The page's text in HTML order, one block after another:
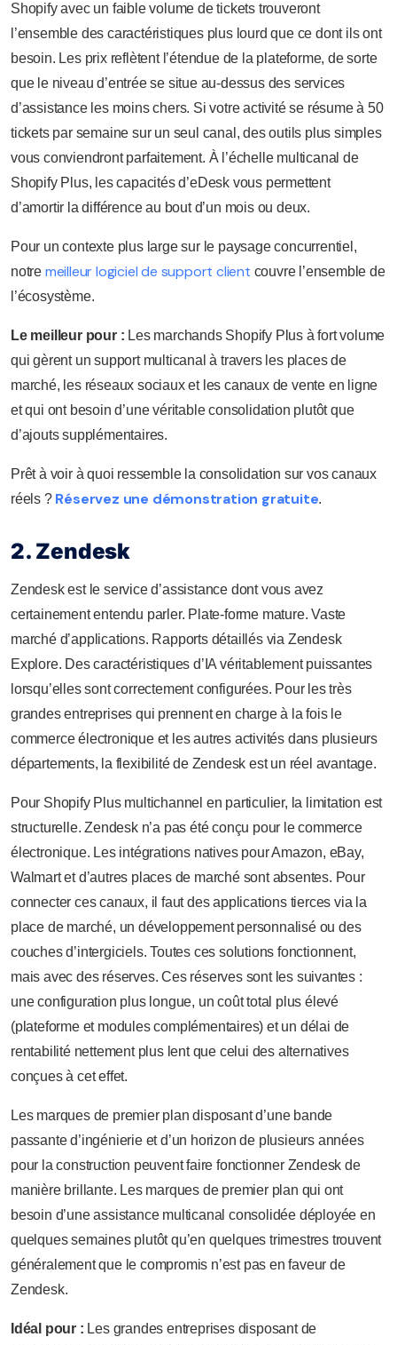
Shopify avec un faible volume de tickets trouveront
l’ensemble des caractéristiques plus lourd que ce dont ils ont
besoin. Les prix reflètent l’étendue de la plateforme, de sorte
que le niveau d’entrée se situe au-dessus des services
d’assistance les moins chers. Si votre activité se résume à 50
tickets par semaine sur un seul canal, des outils plus simples
vous conviendront parfaitement. À l’échelle multicanal de
Shopify Plus, les capacités d’eDesk vous permettent
d’amortir la différence au bout d’un mois ou deux.
Pour un contexte plus large sur le paysage concurrentiel,
notre meilleur logiciel de support client couvre l’ensemble de
l’écosystème.
Le meilleur pour : Les marchands Shopify Plus à fort volume
qui gèrent un support multicanal à travers les places de
marché, les réseaux sociaux et les canaux de vente en ligne
et qui ont besoin d’une véritable consolidation plutôt que
d’ajouts supplémentaires.
Prêt à voir à quoi ressemble la consolidation sur vos canaux
réels ? Réservez une démonstration gratuite.
2. Zendesk
Zendesk est le service d’assistance dont vous avez
certainement entendu parler. Plate-forme mature. Vaste
marché d’applications. Rapports détaillés via Zendesk
Explore. Des caractéristiques d’IA véritablement puissantes
lorsqu’elles sont correctement configurées. Pour les très
grandes entreprises qui prennent en charge à la fois le
commerce électronique et les autres activités dans plusieurs
départements, la flexibilité de Zendesk est un réel avantage.
Pour Shopify Plus multichannel en particulier, la limitation est
structurelle. Zendesk n’a pas été conçu pour le commerce
électronique. Les intégrations natives pour Amazon, eBay,
Walmart et d’autres places de marché sont absentes. Pour
connecter ces canaux, il faut des applications tierces via la
place de marché, un développement personnalisé ou des
couches d’intergiciels. Toutes ces solutions fonctionnent,
mais avec des réserves. Ces réserves sont les suivantes :
une configuration plus longue, un coût total plus élevé
(plateforme et modules complémentaires) et un délai de
rentabilité nettement plus lent que celui des alternatives
conçues à cet effet.
Les marques de premier plan disposant d’une bande
passante d’ingénierie et d’un horizon de plusieurs années
pour la construction peuvent faire fonctionner Zendesk de
manière brillante. Les marques de premier plan qui ont
besoin d’une assistance multicanal consolidée déployée en
quelques semaines plutôt qu’en quelques trimestres trouvent
généralement que le compromis n’est pas en faveur de
Zendesk.
Idéal pour : Les grandes entreprises disposant de